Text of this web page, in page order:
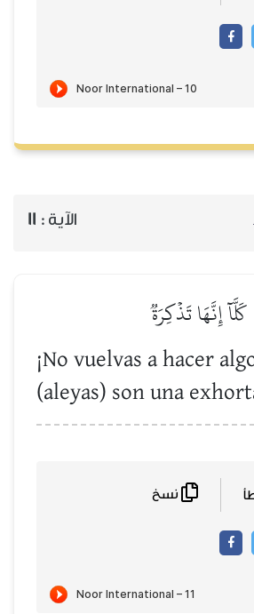
الآية : 11
كَلَّآ إِنَّهَا تَذۡكِرَةٞ
¡No vuelvas a hacer
(aleyas) son una